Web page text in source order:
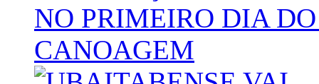
NO PRIMEIRO DIA
CANOAGEM